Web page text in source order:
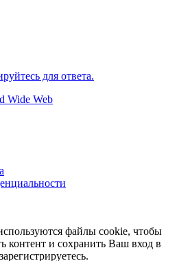
для ответа.
Wide Web
файлы cookie, чтобы
контент и сохранить Ваш вход в